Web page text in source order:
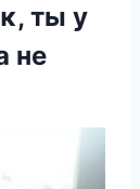
ты у
не